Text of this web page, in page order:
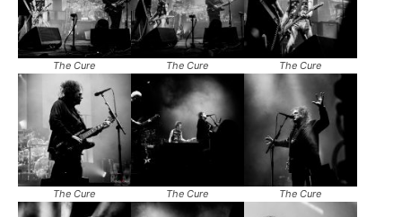
The Cure The Cure The Cure
The Cure The Cure The Cure